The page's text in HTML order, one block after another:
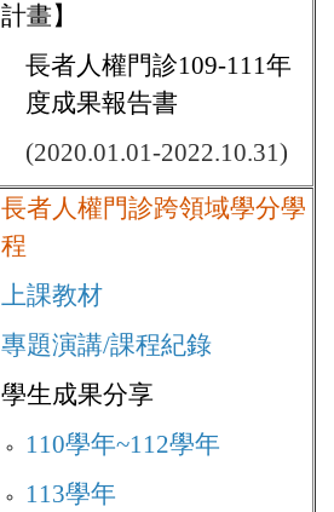
計畫】
長者人權門診109-111年
度成果報告書
(2020.01.01-2022.10.31)
長者人權門診跨領域學分學
程
上課教材
專題演講/課程紀錄
學生成果分享
110學年~112學年
113學年